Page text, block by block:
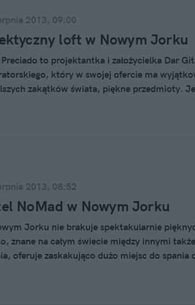
2013, 09:00
loft w Nowym Jorku
to projektantka i założycielka Dar
który w swojej ofercie ma
zakątków świata, piękne przedmioty.
2013, 08:52
NoMad w Nowym Jorku
Jorku nie brakuje spektakularnie
znane na całym świecie między innymi
oferuje zaskakująco dużo miejsc do spania